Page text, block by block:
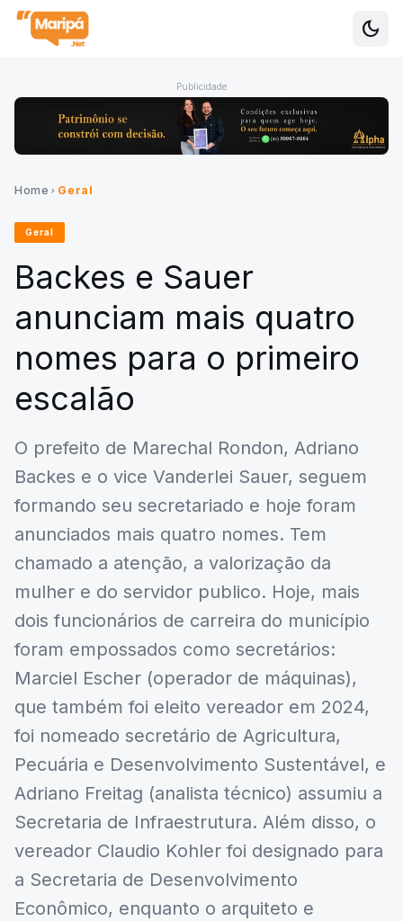
dark_mode
Publicidade
Home chevron_right Geral
Geral
Backes e Sauer
anunciam mais quatro
nomes para o primeiro
escalão
O prefeito de Marechal Rondon, Adriano
Backes e o vice Vanderlei Sauer, seguem
formando seu secretariado e hoje foram
anunciados mais quatro nomes. Tem
chamado a atenção, a valorização da
mulher e do servidor publico. Hoje, mais
dois funcionários de carreira do município
foram empossados como secretários:
Marciel Escher (operador de máquinas),
que também foi eleito vereador em 2024,
foi nomeado secretário de Agricultura,
Pecuária e Desenvolvimento Sustentável, e
Adriano Freitag (analista técnico) assumiu a
Secretaria de Infraestrutura. Além disso, o
vereador Claudio Kohler foi designado para
a Secretaria de Desenvolvimento
Econômico, enquanto o arquiteto e